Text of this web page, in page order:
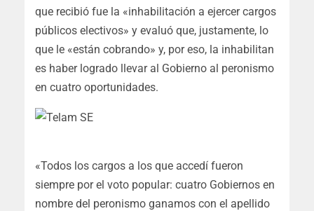
que recibió fue la «inhabilitación a ejercer cargos
públicos electivos» y evaluó que, justamente, lo
que le «están cobrando» y, por eso, la inhabilitan
es haber logrado llevar al Gobierno al peronismo
en cuatro oportunidades.
«Todos los cargos a los que accedí fueron
siempre por el voto popular: cuatro Gobiernos en
nombre del peronismo ganamos con el apellido